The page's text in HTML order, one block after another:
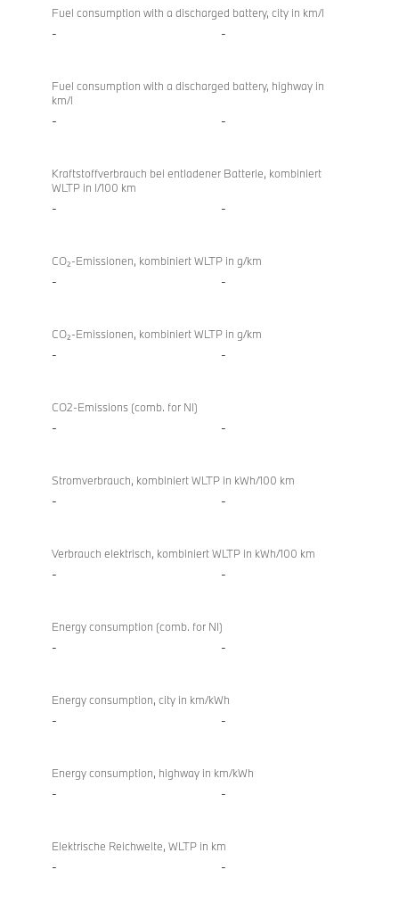
Fuel consumption with a discharged battery, city in km/l
- -
Fuel consumption with a discharged battery, highway in
km/l
- -
Kraftstoffverbrauch bei entladener Batterie, kombiniert
WLTP in l/100 km
- -
CO₂-Emissionen, kombiniert WLTP in g/km
- -
CO₂-Emissionen, kombiniert WLTP in g/km
- -
CO2-Emissions (comb. for NI)
- -
Stromverbrauch, kombiniert WLTP in kWh/100 km
- -
Verbrauch elektrisch, kombiniert WLTP in kWh/100 km
- -
Energy consumption (comb. for NI)
- -
Energy consumption, city in km/kWh
- -
Energy consumption, highway in km/kWh
- -
Elektrische Reichweite, WLTP in km
- -